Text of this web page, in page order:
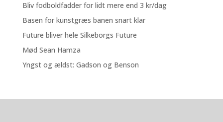
Bliv fodboldfadder for lidt mere end 3 kr/dag
Basen for kunstgræs banen snart klar
Future bliver hele Silkeborgs Future
Mød Sean Hamza
Yngst og ældst: Gadson og Benson